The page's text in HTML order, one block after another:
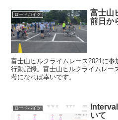
ロードバイク
富士山
前日か
富士山ヒルクライムレース2021に
行動記録。富士山ヒルクライムレー
考になれば幸いです。
ロードバイク
いて